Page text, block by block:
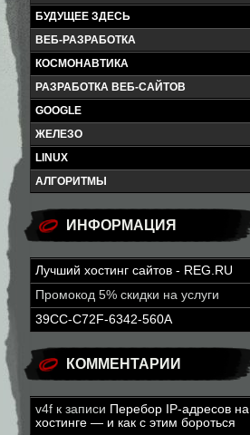
БУДУЩЕЕ ЗДЕСЬ
ВЕБ-РАЗРАБОТКА
КОСМОНАВТИКА
РАЗРАБОТКА ВЕБ-САЙТОВ
GOOGLE
ЖЕЛЕЗО
LINUX
АЛГОРИТМЫ
ИНФОРМАЦИЯ
Лучший хостинг сайтов - REG.RU
Промокод 5% скидки на услуги
39CC-C72F-6342-560A
КОММЕНТАРИИ
v4f к записи Перебор IP-адресов на
хостинге — и как с этим бороться